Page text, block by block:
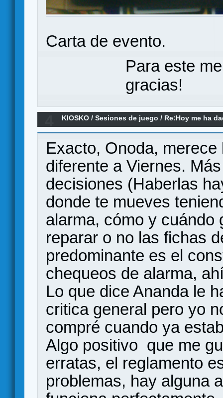
Carta de evento.
Para este
gracias!
KIOSKO /Sesiones de juego / Re:Hoy me ha
Exacto, Onoda,
diferente a Viernes.
decisiones (Haberlas
donde te mueves
alarma, cómo y cuándo
reparar o no las fichas
predominante es el
chequeos de alarma,
Lo que dice Ananda le
critica general pero yo
compré cuando ya
Algo positivo que me
erratas, el reglamento
problemas, hay alguna